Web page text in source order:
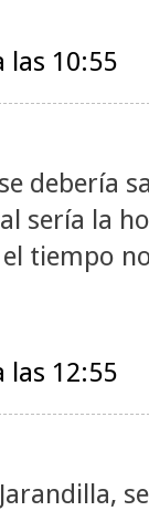
las 10:55
debería
sería la
tiempo
las 12:55